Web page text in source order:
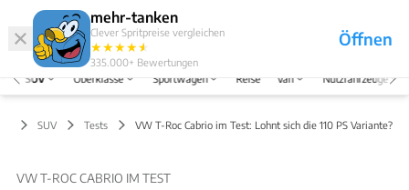
mehr-tanken
Clever Spritpreise vergleichen
★★★★★
★
335.000+ Bewertungen
Öffnen
Abo
Menü
SUV Oberklasse Sportwagen Reise Van Nutzfahrzeuge
SUV Tests VW T-Roc Cabrio im Test: Lohnt sich die 110 PS Variante?
VW T-ROC CABRIO IM TEST